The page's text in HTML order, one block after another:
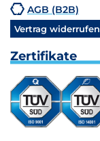
AGB (B2B)
Vertrag widerrufen
Zertifikate